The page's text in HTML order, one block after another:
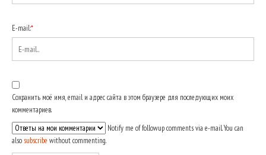
E-mail:*
Сохранить моё имя, email и адрес сайта в этом браузере для последующих моих
комментариев.
Notify me of followup comments via e-mail. You can
also subscribe without commenting.